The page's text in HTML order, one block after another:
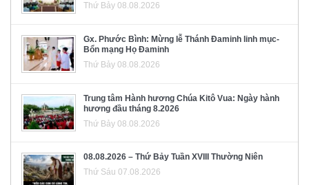
Thứ Bảy 08.08.2026
Gx. Phước Bình: Mừng lễ Thánh Đaminh linh mục-
Bổn mạng Họ Đaminh
Thứ Bảy 08.08.2026
Trung tâm Hành hương Chúa Kitô Vua: Ngày hành
hương đầu tháng 8.2026
Thứ Bảy 08.08.2026
08.08.2026 – Thứ Bảy Tuần XVIII Thường Niên
Thứ Sáu 07.08.2026